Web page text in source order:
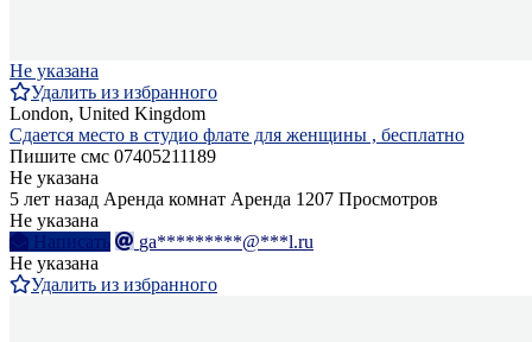
Не указана
Удалить из избранного
London, United Kingdom
Сдается место в студио флате для женщины , бесплатно
Пишите смс 07405211189
Не указана
5 лет назад Аренда комнат Аренда 1207 Просмотров
Не указана
Написать
ga*********@***l.ru
Не указана
Удалить из избранного